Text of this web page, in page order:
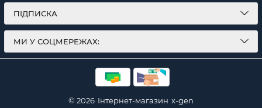
ПІДПИСКА
МИ У СОЦМЕРЕЖАХ:
© 2026 Інтернет-магазин x-gen